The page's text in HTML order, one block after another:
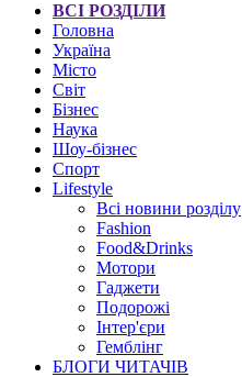
ВСІ РОЗДІЛИ
Головна
Україна
Місто
Світ
Бізнес
Наука
Шоу-бізнес
Спорт
Lifestyle
Всі новини розділу
Fashion
Food&Drinks
Мотори
Гаджети
Подорожі
Інтер'єри
Гемблінг
БЛОГИ ЧИТАЧІВ